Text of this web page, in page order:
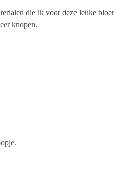
die ik voor deze leuke
knopen.